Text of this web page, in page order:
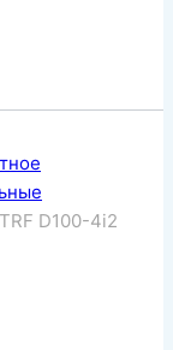
D100-4i2